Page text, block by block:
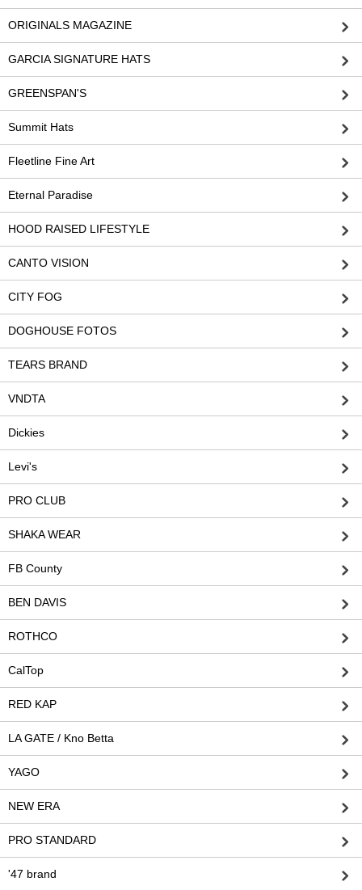
ORIGINALS MAGAZINE
GARCIA SIGNATURE HATS
GREENSPAN'S
Summit Hats
Fleetline Fine Art
Eternal Paradise
HOOD RAISED LIFESTYLE
CANTO VISION
CITY FOG
DOGHOUSE FOTOS
TEARS BRAND
VNDTA
Dickies
Levi's
PRO CLUB
SHAKA WEAR
FB County
BEN DAVIS
ROTHCO
CalTop
RED KAP
LA GATE / Kno Betta
YAGO
NEW ERA
PRO STANDARD
'47 brand